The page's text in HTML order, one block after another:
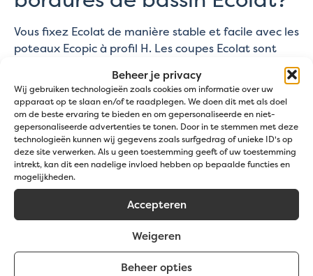
Beheer je privacy
Wij gebruiken technologieën zoals cookies om informatie over uw
apparaat op te slaan en/of te raadplegen. We doen dit met als doel
om de beste ervaring te bieden en om gepersonaliseerde en niet-
gepersonaliseerde advertenties te tonen. Door in te stemmen met deze
technologieën kunnen wij gegevens zoals surfgedrag of unieke ID's op
deze site verwerken. Als u geen toestemming geeft of uw toestemming
intrekt, kan dit een nadelige invloed hebben op bepaalde functies en
mogelijkheden.
Accepteren
Weigeren
Beheer opties
Vous fixez Ecolat de manière stable et facile avec les
poteaux Ecopic à profil H. Les coupes Ecolat sont
meilleures pour l'environnement, plus durables,
beaucoup plus souples et mieux adaptées aux
formes ondulées que les lattes en bois. Les lattes
peuvent être travaillées comme du bois (perçage,
fraisage, sciage) et sont disponibles en gris avec
différentes nuances et textures.
Spécifications